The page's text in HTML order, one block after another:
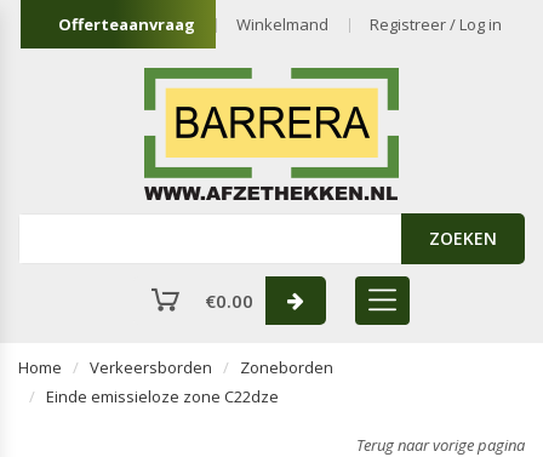
Offerteaanvraag Winkelmand Registreer / Log in
ZOEKEN
€0.00
Home Verkeersborden
Zoneborden
Einde emissieloze zone C22dze
Terug naar vorige pagina